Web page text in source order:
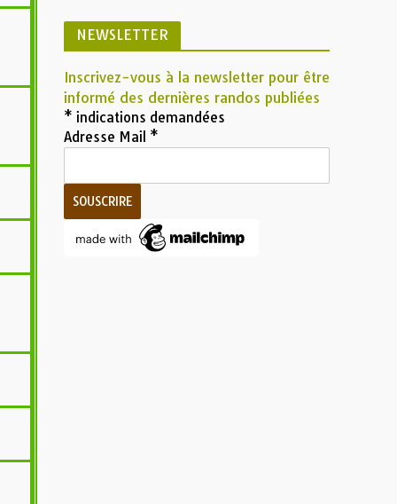
NEWSLETTER
Inscrivez-vous à la newsletter pour être
informé des dernières randos publiées
* indications demandées
Adresse Mail *